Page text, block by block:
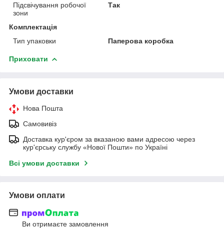
Підсвічування робочої
зони
Так
Комплектація
Тип упаковки
Паперова коробка
Приховати
Умови доставки
Нова Пошта
Самовивіз
Доставка кур'єром за вказаною вами адресою через
кур'єрську службу «Нової Пошти» по Україні
Всі умови доставки
Умови оплати
Ви отримаєте замовлення